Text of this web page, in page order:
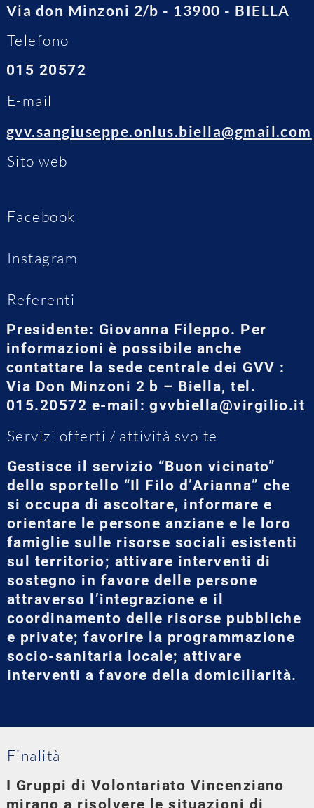
Via don Minzoni 2/b - 13900 - BIELLA
Telefono
015 20572
E-mail
gvv.sangiuseppe.onlus.biella@gmail.com
Sito web
Facebook
Instagram
Referenti
Presidente: Giovanna Fileppo. Per
informazioni è possibile anche
contattare la sede centrale dei GVV :
Via Don Minzoni 2 b – Biella, tel.
015.20572 e-mail: gvvbiella@virgilio.it
Servizi offerti / attività svolte
Gestisce il servizio “Buon vicinato”
dello sportello “Il Filo d’Arianna” che
si occupa di ascoltare, informare e
orientare le persone anziane e le loro
famiglie sulle risorse sociali esistenti
sul territorio; attivare interventi di
sostegno in favore delle persone
attraverso l’integrazione e il
coordinamento delle risorse pubbliche
e private; favorire la programmazione
socio-sanitaria locale; attivare
interventi a favore della domiciliarità.
Finalità
I Gruppi di Volontariato Vincenziano
mirano a risolvere le situazioni di